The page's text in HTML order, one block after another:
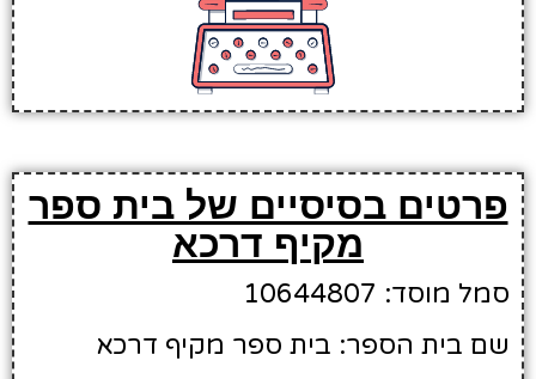
פרטים בסיסיים של בית ספר
מקיף דרכא
סמל מוסד: 10644807
שם בית הספר: בית ספר מקיף דרכא